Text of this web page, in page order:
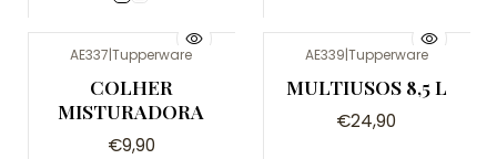
AE337|Tupperware
COLHER
MISTURADORA
€9,90
AE339|Tupperware
MULTIUSOS 8,5 L
€24,90